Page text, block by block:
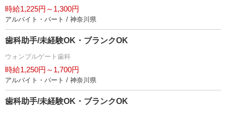
時給1,225円～1,300円
アルバイト・パート / 神奈川県
歯科助手/未経験OK・ブランクOK
ウォンブルゲート歯科
時給1,250円～1,700円
アルバイト・パート / 神奈川県
歯科助手/未経験OK・ブランクOK